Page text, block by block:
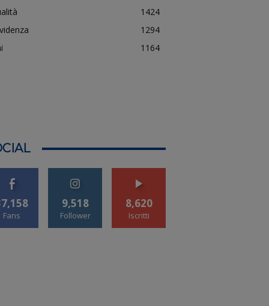
1424
1294
1164
Fans
9,518
Follower
8,620
Iscritti